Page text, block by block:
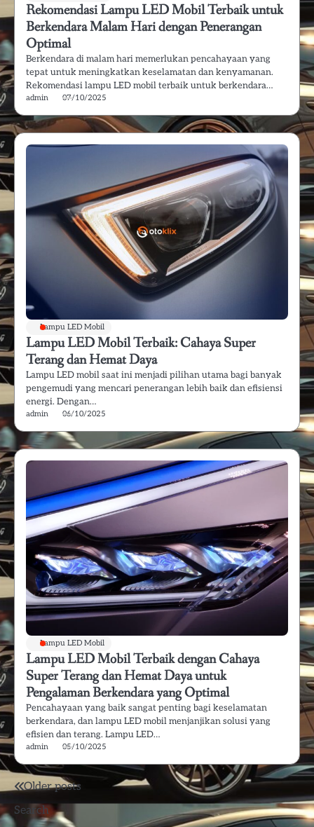
Rekomendasi Lampu LED Mobil Terbaik untuk
Berkendara Malam Hari dengan Penerangan
Optimal
Berkendara di malam hari memerlukan pencahayaan yang
tepat untuk meningkatkan keselamatan dan kenyamanan.
Rekomendasi lampu LED mobil terbaik untuk berkendara…
admin 07/10/2025
Lampu LED Mobil
Lampu LED Mobil Terbaik: Cahaya Super
Terang dan Hemat Daya
Lampu LED mobil saat ini menjadi pilihan utama bagi banyak
pengemudi yang mencari penerangan lebih baik dan efisiensi
energi. Dengan…
admin 06/10/2025
Lampu LED Mobil
Lampu LED Mobil Terbaik dengan Cahaya
Super Terang dan Hemat Daya untuk
Pengalaman Berkendara yang Optimal
Pencahayaan yang baik sangat penting bagi keselamatan
berkendara, dan lampu LED mobil menjanjikan solusi yang
efisien dan terang. Lampu LED…
admin 05/10/2025
Posts
navigation
Older posts
Search